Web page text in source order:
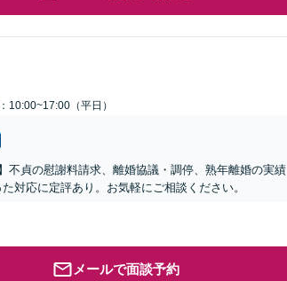
10:00~17:00（平日）
不貞の慰謝料請求、離婚協議・調停、熟年離婚の実績
対応に定評あり。お気軽にご相談ください。
メールで面談予約